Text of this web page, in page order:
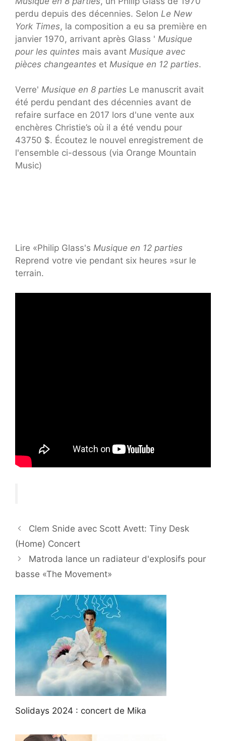
perdu depuis des décennies. Selon Le New
York Times, la composition a eu sa première en
janvier 1970, arrivant après Glass ' Musique
pour les quintes mais avant Musique avec
pièces changeantes et Musique en 12 parties.
Verre' Musique en 8 parties Le manuscrit avait
été perdu pendant des décennies avant de
refaire surface en 2017 lors d'une vente aux
enchères Christie’s où il a été vendu pour
43750 $. Écoutez le nouvel enregistrement de
l'ensemble ci-dessous (via Orange Mountain
Music)
Lire «Philip Glass's Musique en 12 parties
Reprend votre vie pendant six heures »sur le
terrain.
Clem Snide avec Scott Avett: Tiny Desk
(Home) Concert
Matroda lance un radiateur d'explosifs pour
basse «The Movement»
Solidays 2024 : concert de Mika